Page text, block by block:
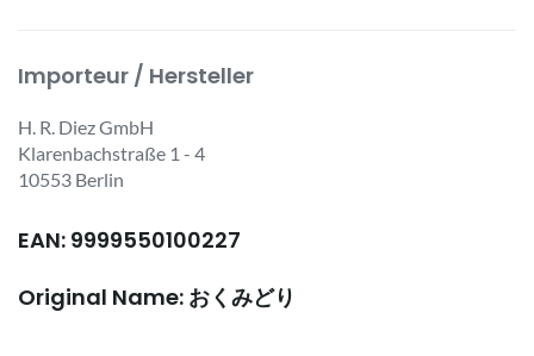
Importeur / Hersteller
H. R. Diez GmbH
Klarenbachstraße 1 - 4
10553 Berlin
EAN: 9999550100227
Original Name: おくみどり